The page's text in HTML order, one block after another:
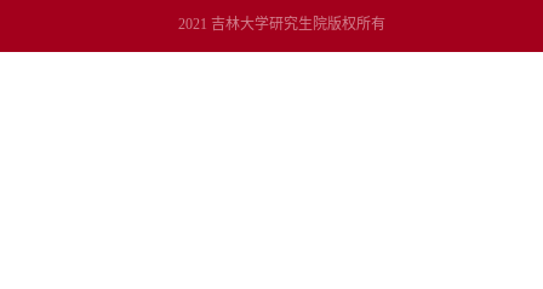
2021 吉林大学研究生院版权所有